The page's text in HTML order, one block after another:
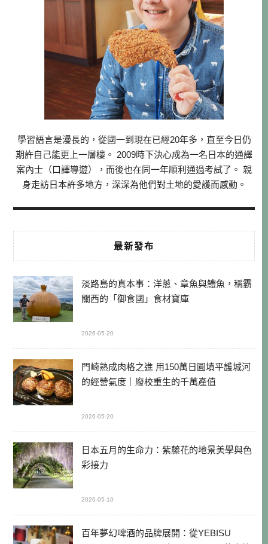
學習語言是漫長的，從國一到現在已經20年多，直至今日仍
期許自己能更上一層樓。 2009時下決心成為一名日本的通譯
案內士（口譯導遊），而後也在同一年順利通過考試了。 親
身走訪日本許多地方，深深為他們對土地的愛護而感動。
最新發布
淡路島的真本事：洋蔥、章魚與鱧魚，稱霸
關西的「御食國」食材寶庫
2026-05-20
門崎熟成肉格之進 用150萬日圓填平護城河
的經營氣度｜廢校重生的千萬產值
2026-05-20
日本五月的生命力：紫藤花的地景美學與色
彩接力
2026-05-10
百年夢幻啤酒的品牌展開：從YEBISU